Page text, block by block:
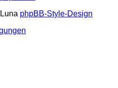
phpBB-Style-Design